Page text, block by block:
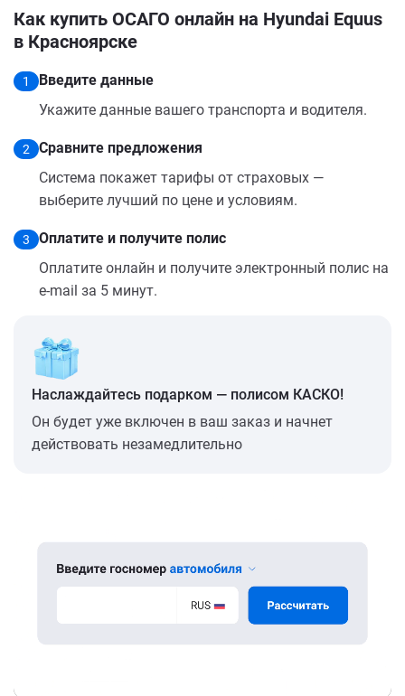
Как купить ОСАГО онлайн на Hyundai Equus
в Красноярске
1
Введите данные
Укажите данные вашего транспорта и водителя.
2
Сравните предложения
Система покажет тарифы от страховых —
выберите лучший по цене и условиям.
3
Оплатите и получите полис
Оплатите онлайн и получите электронный полис на
e-mail за 5 минут.
Наслаждайтесь подарком — полисом КАСКО!
Он будет уже включен в ваш заказ и начнет
действовать незамедлительно